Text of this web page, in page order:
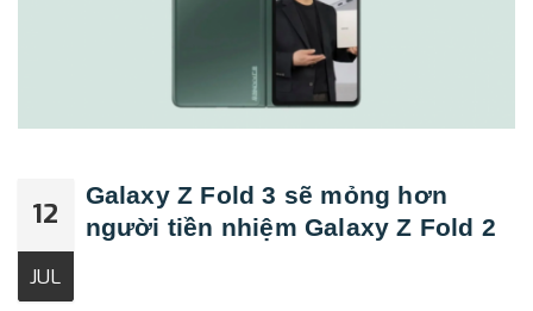
12
JUL
Galaxy Z Fold 3 sẽ mỏng hơn
người tiền nhiệm Galaxy Z Fold 2